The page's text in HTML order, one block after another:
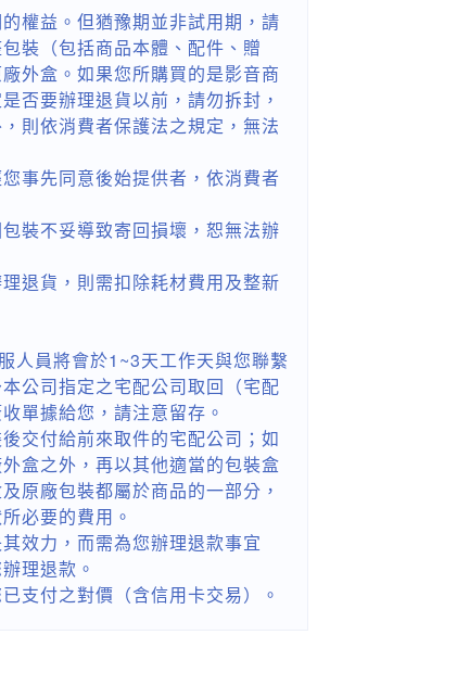
權益。但猶豫期並非試用期，請
裝（包括商品本體、配件、贈
外盒。如果您所購買的是影音商
否要辦理退貨以前，請勿拆封，
則依消費者保護法之規定，無法
事先同意後始提供者，依消費者
裝不妥導致寄回損壞，恕無法辦
退貨，則需扣除耗材費用及整新
人員將會於1~3天工作天與您聯繫
公司指定之宅配公司取回（宅配
單據給您，請注意留存。
交付給前來取件的宅配公司；如
盒之外，再以其他適當的包裝盒
原廠包裝都屬於商品的一部分，
必要的費用。
效力，而需為您辦理退款事宜
理退款。
支付之對價（含信用卡交易）。